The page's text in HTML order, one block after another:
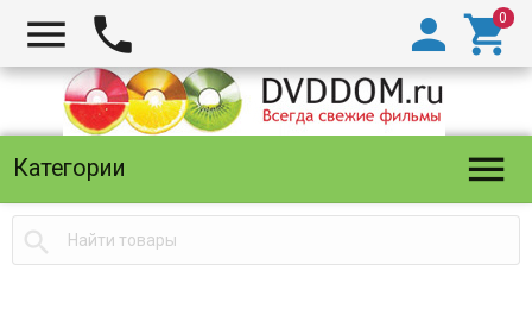
  

Категории 
